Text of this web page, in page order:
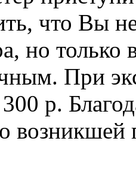
что Вы
но только
При
300 р.